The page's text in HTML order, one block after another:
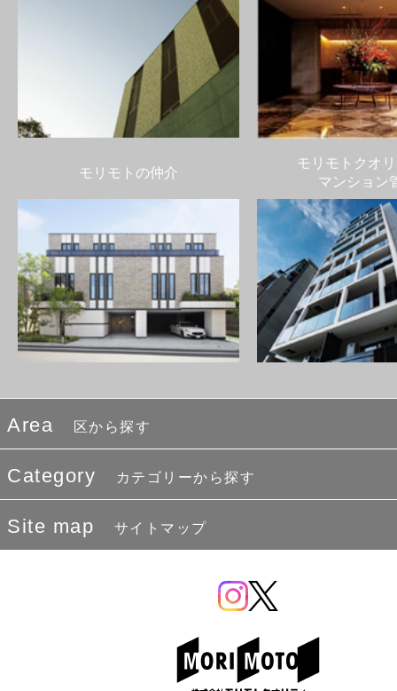
モリモトの仲介
モリモトクオ
マンション
Area 区から探す
Category カテゴリーから探す
Site map サイトマップ